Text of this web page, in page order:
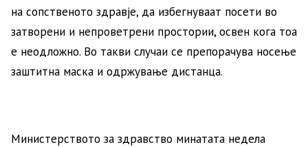
на сопственото здравје, да избегнуваат посети во
затворени и непроветрени простории, освен кога тоа
е неодложно. Во такви случаи се препорачува носење
заштитна маска и одржување дистанца.
Министерството за здравство минатата недела